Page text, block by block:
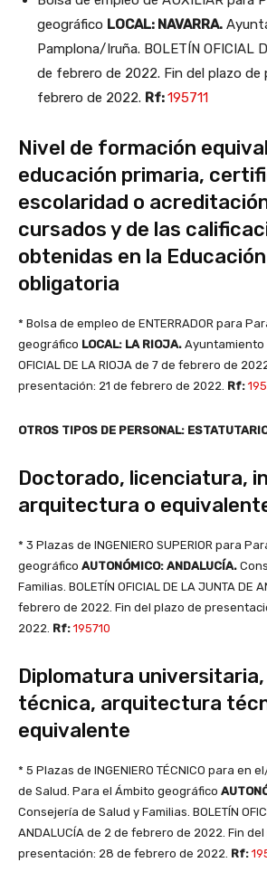
geográfico LOCAL: NAVARRA.
Pamplona/Iruña. BOLETÍN OFICIAL
de febrero de 2022. Fin del plazo de
febrero de 2022. Rf:195711
Nivel de formación
educación primaria,
escolaridad o
cursados y de las
obtenidas en la
obligatoria
* Bolsa de empleo de ENTERRADOR para
geográfico LOCAL: LA RIOJA. Ayuntamiento
OFICIAL DE LA RIOJA de 7 de febrero de
presentación: 21 de febrero de 2022. Rf:
OTROS TIPOS DE PERSONAL:
Doctorado, licenciatura,
arquitectura o
* 3 Plazas de INGENIERO SUPERIOR para
geográfico AUTONÓMICO: ANDALUCÍA.
Familias. BOLETÍN OFICIAL DE LA JUNTA DE
febrero de 2022. Fin del plazo de
2022. Rf: 195710
Diplomatura
técnica, arquitectura
equivalente
* 5 Plazas de INGENIERO TÉCNICO para en
de Salud. Para el Ámbito geográfico
Consejería de Salud y Familias. BOLETÍN
ANDALUCÍA de 2 de febrero de 2022. Fin
presentación: 28 de febrero de 2022. Rf: